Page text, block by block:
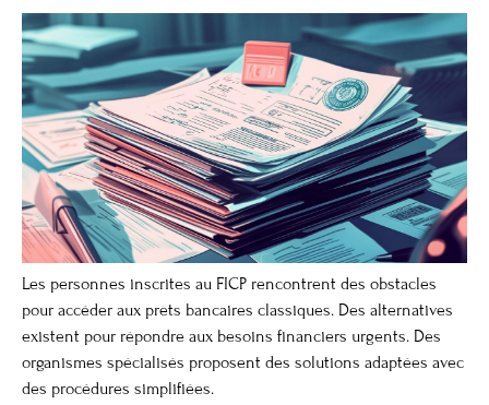
Les personnes inscrites au FICP rencontrent des obstacles
pour accéder aux prêts bancaires classiques. Des alternatives
existent pour répondre aux besoins financiers urgents. Des
organismes spécialisés proposent des solutions adaptées avec
des procédures simplifiées.